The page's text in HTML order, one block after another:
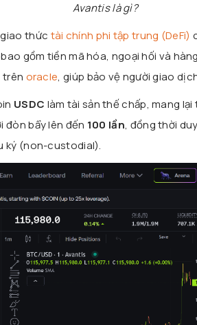
Avantis là gì?
thức tài chính phi tập trung (DeFi)
gồm tiền mã hóa, ngoại hối và
trên oracle, giúp bảo vệ người giao
USDC làm tài sản thế chấp, mang
đòn bẩy lên đến 100 lần, đồng thời
ký (non-custodial).